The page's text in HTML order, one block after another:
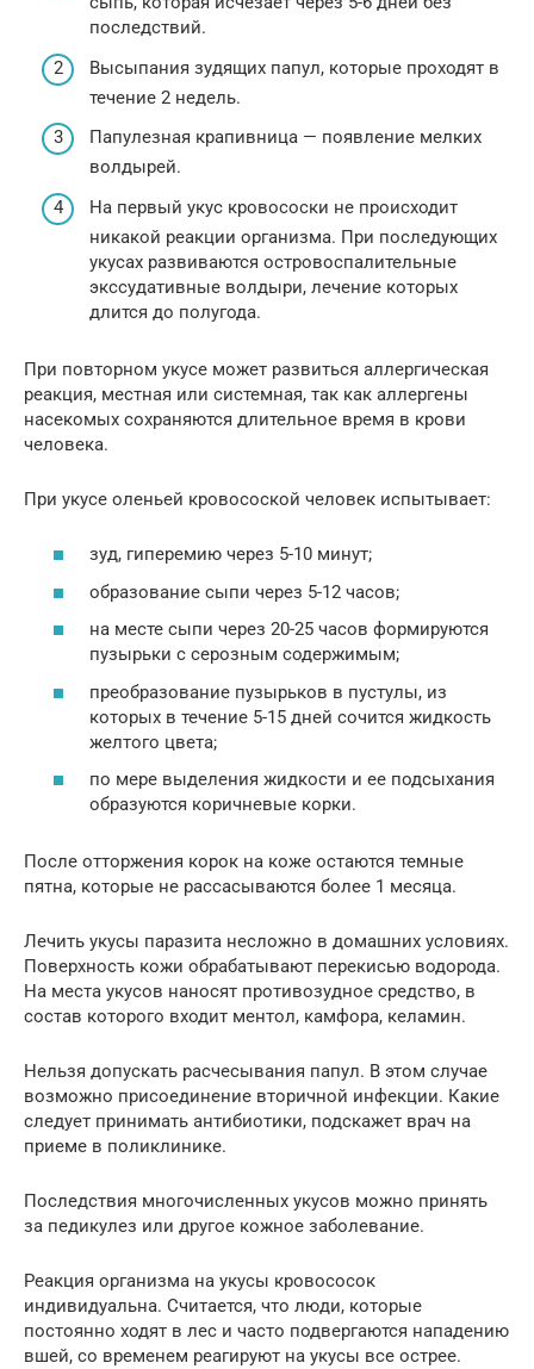
последствий.
Высыпания зудящих папул, которые проходят в
течение 2 недель.
Папулезная крапивница — появление мелких
волдырей.
На первый укус кровососки не происходит
никакой реакции организма. При последующих
укусах развиваются островоспалительные
экссудативные волдыри, лечение которых
длится до полугода.
При повторном укусе может развиться аллергическая
реакция, местная или системная, так как аллергены
насекомых сохраняются длительное время в крови
человека.
При укусе оленьей кровосоской человек испытывает:
зуд, гиперемию через 5-10 минут;
образование сыпи через 5-12 часов;
на месте сыпи через 20-25 часов формируются
пузырьки с серозным содержимым;
преобразование пузырьков в пустулы, из
которых в течение 5-15 дней сочится жидкость
желтого цвета;
по мере выделения жидкости и ее подсыхания
образуются коричневые корки.
После отторжения корок на коже остаются темные
пятна, которые не рассасываются более 1 месяца.
Лечить укусы паразита несложно в домашних условиях.
Поверхность кожи обрабатывают перекисью водорода.
На места укусов наносят противозудное средство, в
состав которого входит ментол, камфора, келамин.
Нельзя допускать расчесывания папул. В этом случае
возможно присоединение вторичной инфекции. Какие
следует принимать антибиотики, подскажет врач на
приеме в поликлинике.
Последствия многочисленных укусов можно принять
за педикулез или другое кожное заболевание.
Реакция организма на укусы кровососок
индивидуальна. Считается, что люди, которые
постоянно ходят в лес и часто подвергаются нападению
вшей, со временем реагируют на укусы все острее.